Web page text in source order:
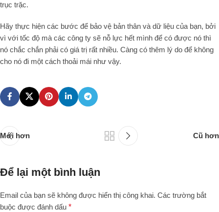
trục trặc.
Hãy thực hiện các bước để bảo vệ bản thân và dữ liệu của bạn, bởi
vì với tốc độ mà các công ty sẽ nỗ lực hết mình để có được nó thì
nó chắc chắn phải có giá trị rất nhiều. Càng có thêm lý do để không
cho nó đi một cách thoải mái như vậy.
Mới hơn Cũ hơn
Để lại một bình luận
Email của bạn sẽ không được hiển thị công khai. Các trường bắt
buộc được đánh dấu *